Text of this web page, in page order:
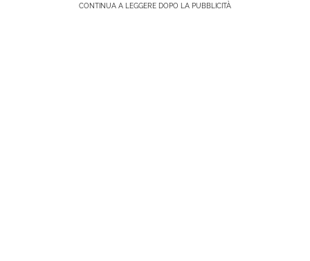
CONTINUA A LEGGERE DOPO LA PUBBLICITÀ